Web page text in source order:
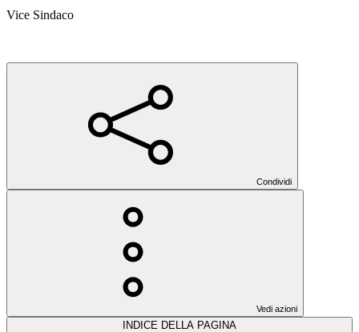
Vice Sindaco
Condividi
Vedi azioni
INDICE DELLA PAGINA